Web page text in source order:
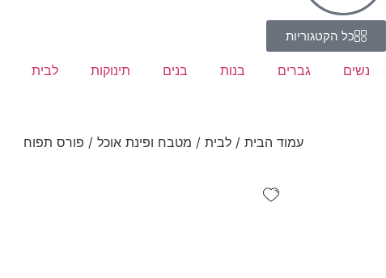
כל הקטגוריות
נשים גברים בנות בנים תינוקות לבית
עמוד הבית / לבית / מטבח ופינת אוכל / פורס תפוח